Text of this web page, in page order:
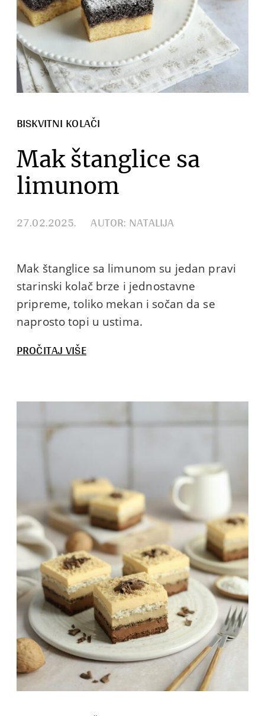
BISKVITNI KOLAČI
Mak štanglice sa
limunom
27.02.2025. AUTOR: NATALIJA
Mak štanglice sa limunom su jedan pravi
starinski kolač brze i jednostavne
pripreme, toliko mekan i sočan da se
naprosto topi u ustima.
PROČITAJ VIŠE:
SA
LIMUNOM